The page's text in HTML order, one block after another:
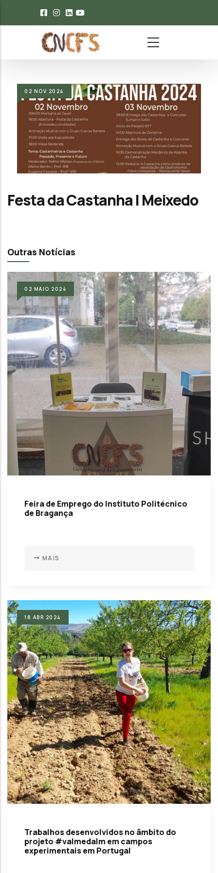
Passar para o conteúdo principal
02 NOV 2024
Festa da Castanha | Meixedo
Outras Notícias
02 MAIO 2024
Feira de Emprego do Instituto Politécnico
de Bragança
MAIS
18 ABR 2024
Trabalhos desenvolvidos no âmbito do
projeto #valmedalm em campos
experimentais em Portugal